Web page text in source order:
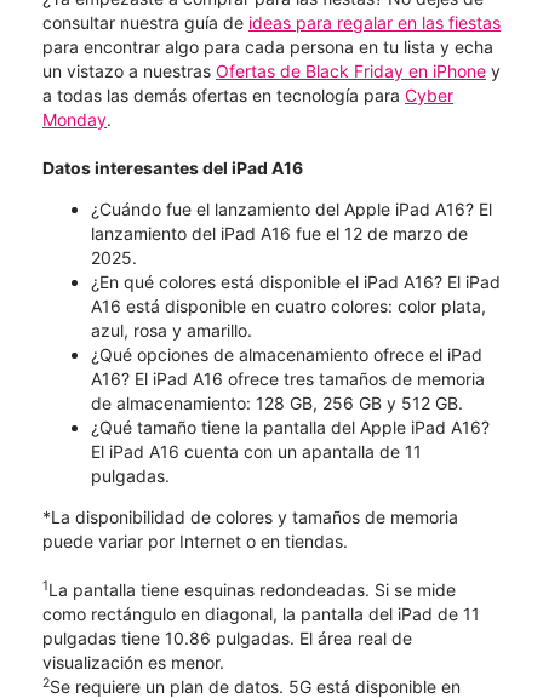
consultar nuestra guía de ideas para regalar en las fiestas
para encontrar algo para cada persona en tu lista y echa
un vistazo a nuestras Ofertas de Black Friday en iPhone y
a todas las demás ofertas en tecnología para Cyber
Monday.
Datos interesantes del iPad A16
¿Cuándo fue el lanzamiento del Apple iPad A16? El
lanzamiento del iPad A16 fue el 12 de marzo de
2025.
¿En qué colores está disponible el iPad A16? El iPad
A16 está disponible en cuatro colores: color plata,
azul, rosa y amarillo.
¿Qué opciones de almacenamiento ofrece el iPad
A16? El iPad A16 ofrece tres tamaños de memoria
de almacenamiento: 128 GB, 256 GB y 512 GB.
¿Qué tamaño tiene la pantalla del Apple iPad A16?
El iPad A16 cuenta con un apantalla de 11
pulgadas.
*La disponibilidad de colores y tamaños de memoria
puede variar por Internet o en tiendas.
1La pantalla tiene esquinas redondeadas. Si se mide
como rectángulo en diagonal, la pantalla del iPad de 11
pulgadas tiene 10.86 pulgadas. El área real de
visualización es menor.
2Se requiere un plan de datos. 5G está disponible en